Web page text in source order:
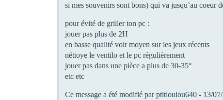
si mes souvenirs sont bons) qui va jusqu’au coeur
pour évité de griller ton pc :
jouer pas plus de 2H
en basse qualité voir moyen sur les jeux récents
néttoye le ventilo et le pc régulièrement
jouer pas dans une pièce a plus de 30-35°
etc etc
Ce message a été modifié par ptitloulou640 - 13/